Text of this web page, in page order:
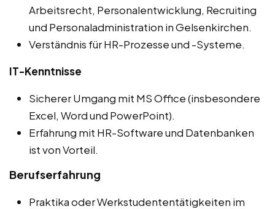
Arbeitsrecht, Personalentwicklung, Recruiting
und Personaladministration in Gelsenkirchen.
Verständnis für HR-Prozesse und -Systeme.
IT-Kenntnisse
Sicherer Umgang mit MS Office (insbesondere
Excel, Word und PowerPoint).
Erfahrung mit HR-Software und Datenbanken
ist von Vorteil.
Berufserfahrung
Praktika oder Werkstudententätigkeiten im